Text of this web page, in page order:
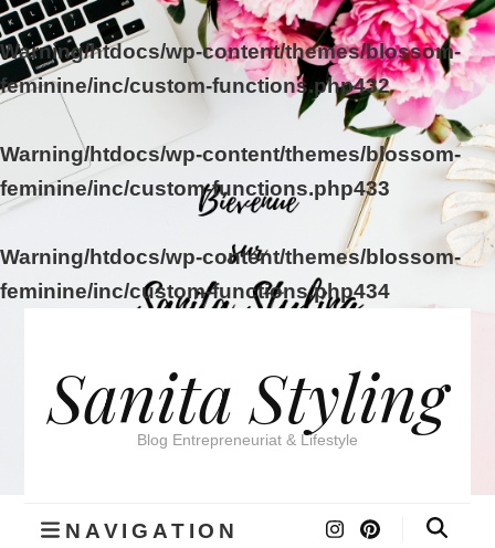
Warning/htdocs/wp-content/themes/blossom-
feminine/inc/custom-functions.php432
Warning/htdocs/wp-content/themes/blossom-
feminine/inc/custom-functions.php433
Warning/htdocs/wp-content/themes/blossom-
feminine/inc/custom-functions.php434
Sanita Styling
Blog Entrepreneuriat & Lifestyle
NAVIGATION